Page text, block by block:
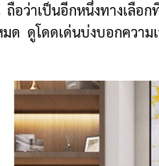
ถือว่าเป็นอีกหนึ่งทางเลือ
ดูโดดเด่นบ่งบอกความเ